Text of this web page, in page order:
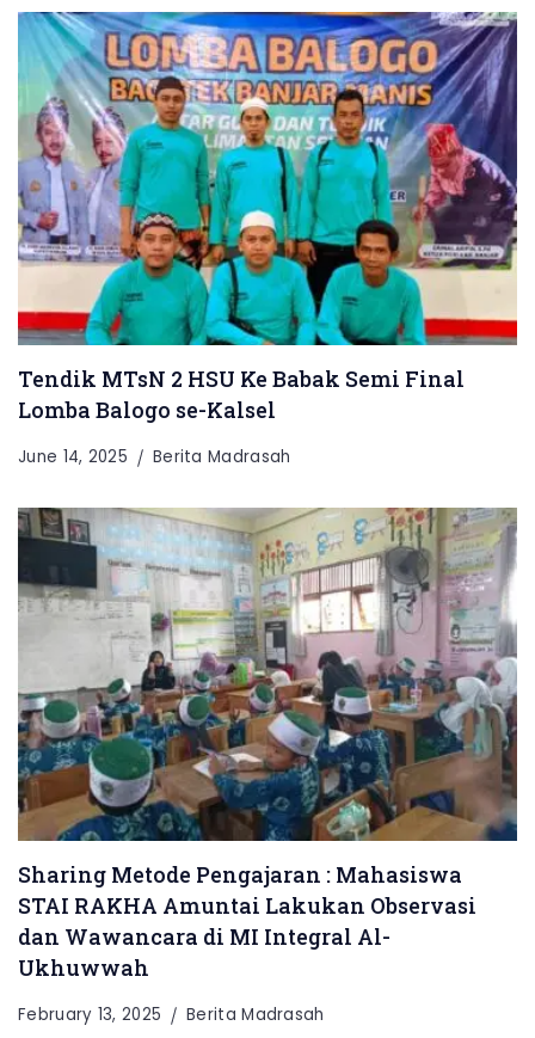
Tendik MTsN 2 HSU Ke Babak Semi Final
Lomba Balogo se-Kalsel
June 14, 2025 Berita Madrasah
Sharing Metode Pengajaran : Mahasiswa
STAI RAKHA Amuntai Lakukan Observasi
dan Wawancara di MI Integral Al-
Ukhuwwah
February 13, 2025 Berita Madrasah